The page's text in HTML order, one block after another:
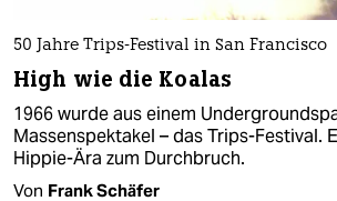
50 Jahre Trips-Festival in San Francisco
High wie die Koalas
1966 wurde aus einem
Massenspektakel – das Trips-Festival.
Hippie-Ära zum Durchbruch.
Von Frank Schäfer